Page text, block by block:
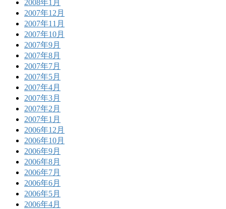
2008年1月
2007年12月
2007年11月
2007年10月
2007年9月
2007年8月
2007年7月
2007年5月
2007年4月
2007年3月
2007年2月
2007年1月
2006年12月
2006年10月
2006年9月
2006年8月
2006年7月
2006年6月
2006年5月
2006年4月